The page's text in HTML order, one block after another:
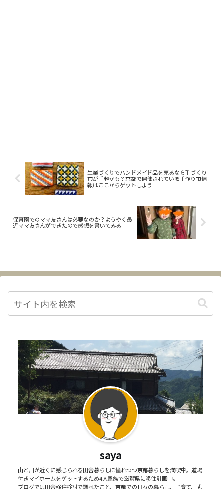
生業づくりでハンドメイド品を売るなら手づくり
市が手軽かも？京都で開催されている手作り市情
報はここからゲットしよう
保育園でのママ友さんは必要なのか？ようやく最
近ママ友さんができたので感想を書いてみる
saya
山と川が近くに感じられる田舎暮らしに憧れつつ京都暮らしを満喫中。道場
付きマイホームをゲットするため4人家族で滋賀県に移住計画中。
ブログでは田舎移住検討で調べたこと、京都での日々の暮らし、子育て、武